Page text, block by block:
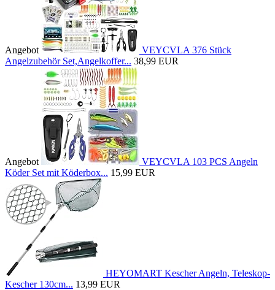
Angebot
VEYCVLA 376 Stück
Angelzubehör Set,Angelkoffer... 38,99 EUR
Angebot
VEYCVLA 103 PCS Angeln
Köder Set mit Köderbox... 15,99 EUR
HEYOMART Kescher Angeln, Teleskop-
Kescher 130cm... 13,99 EUR